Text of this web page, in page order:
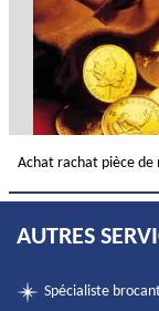
Achat rachat pièce de
AUTRES
Spécialiste